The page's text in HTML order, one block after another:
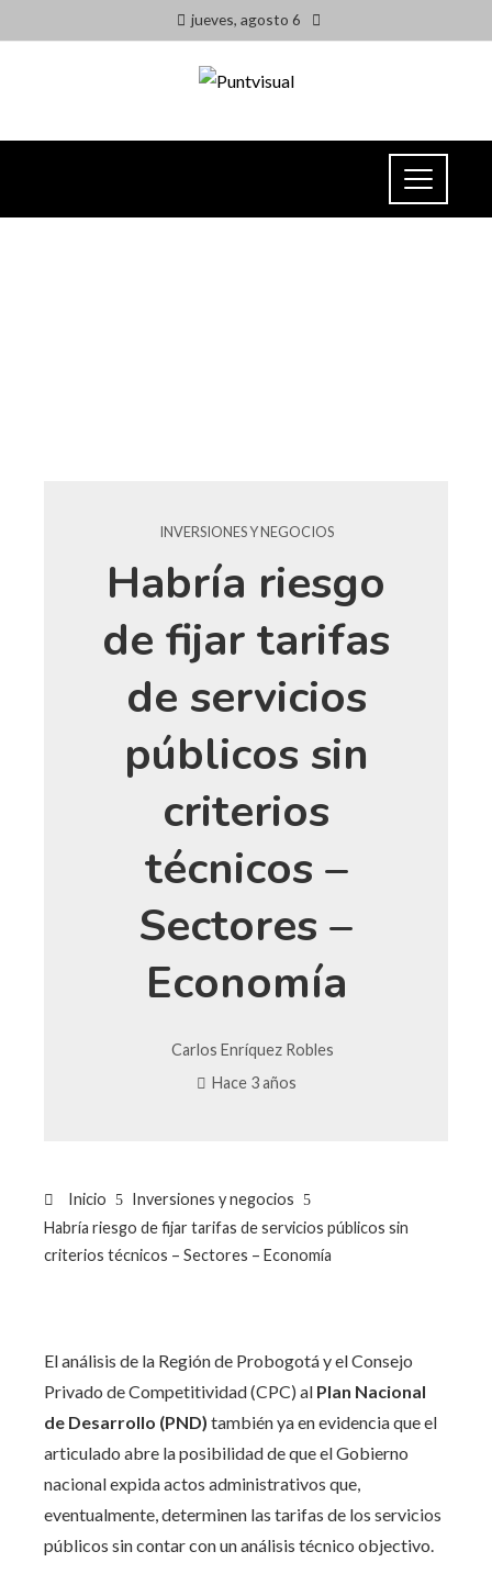
jueves, agosto 6
INVERSIONES Y NEGOCIOS
Habría riesgo
de fijar tarifas
de servicios
públicos sin
criterios
técnicos –
Sectores –
Economía
Carlos Enríquez Robles
Hace 3 años
Inicio
Inversiones y negocios
Habría riesgo de fijar tarifas de servicios públicos sin
criterios técnicos – Sectores – Economía
El análisis de la Región de Probogotá y el Consejo
Privado de Competitividad (CPC) al Plan Nacional
de Desarrollo (PND) también ya en evidencia que el
articulado abre la posibilidad de que el Gobierno
nacional expida actos administrativos que,
eventualmente, determinen las tarifas de los servicios
públicos sin contar con un análisis técnico objectivo.